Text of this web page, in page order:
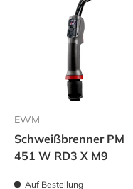
EWM
Schweißbrenner PM
451 W RD3 X M9
Auf Bestellung